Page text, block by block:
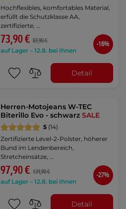
Hochflexibles, komfortables Material,
erfüllt die Schutzklasse AA,
zertifizierte, …
73,90 € 87,90 €
auf Lager – 12.8. bei Ihnen
-16%
Detail
Herren-Motojeans W-TEC
Biterillo Evo - schwarzSALE
5 (14)
Zertifizierte Level-2-Polster, höherer
Bund im Lendenbereich,
Stretcheinsätze, …
97,90 € 134,90 €
auf Lager – 12.8. bei Ihnen
-27%
Detail